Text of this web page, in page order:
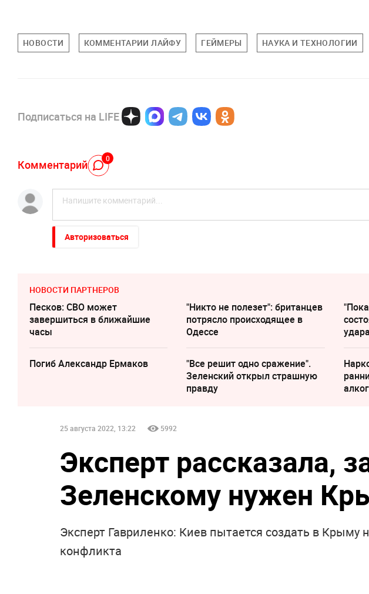
НОВОСТИ КОММЕНТАРИИ ЛАЙФУ ГЕЙМЕРЫ НАУКА И ТЕХНОЛОГИИ
Подписаться на LIFE
Комментарий 0
Авторизоваться
НОВОСТИ ПАРТНЕРОВ
Песков: СВО может
завершиться в ближайшие
часы
"Никто не полезет": британцев
потрясло происходящее в
Одессе
Погиб Александр Ермаков
"Все решит одно сражение".
Зеленский открыл страшную
правду
25 августа 2022, 13:22 5992
Эксперт рассказала,
Зеленскому нужен
Эксперт Гавриленко: Киев пытается создать в Крыму
конфликта